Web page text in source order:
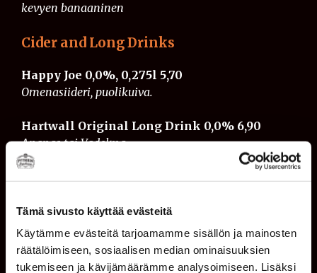
Tämä sivusto käyttää evästeitä
Käytämme evästeitä tarjoamamme sisällön ja mainosten
räätälöimiseen, sosiaalisen median ominaisuuksien
tukemiseen ja kävijämäärämme analysoimiseen. Lisäksi
kevyen banaaninen
Cider and Long Drinks
Happy Joe 0,0%, 0,275l 5,70
Omenasiideri, puolikuiva.
Hartwall Original Long Drink 0,0% 6,90
Ananas tai Vadelma
Mocktails
Cosmopolitan 0% 6,50
karpalomehu, Vadelmalimonadi, Sokerisiirappi,
Sitruuna